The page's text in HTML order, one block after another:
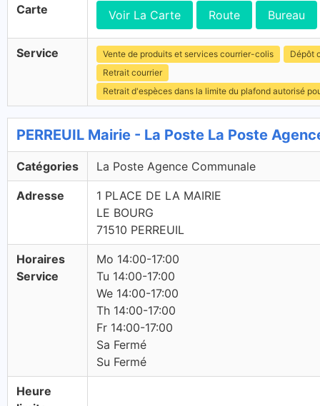
Carte Voir La Carte Route Bureau
Service Vente de produits et services courrier-colis
Dépôt
Retrait courrier
Retrait d'espèces dans la limite du plafond autorisé
PERREUIL Mairie - La Poste La Poste
Catégories La Poste Agence Communale
Adresse
1 PLACE DE LA MAIRIE
LE BOURG
71510 PERREUIL
Horaires
Service
Mo 14:00-17:00
Tu 14:00-17:00
We 14:00-17:00
Th 14:00-17:00
Fr 14:00-17:00
Sa Fermé
Su Fermé
Heure